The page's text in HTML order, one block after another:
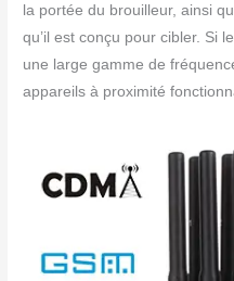
la portée du brouilleur, ainsi
qu’il est conçu pour cibler. Si le
une large gamme de
appareils à proximité